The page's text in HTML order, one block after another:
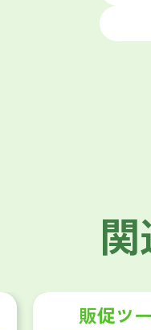
販促ツ